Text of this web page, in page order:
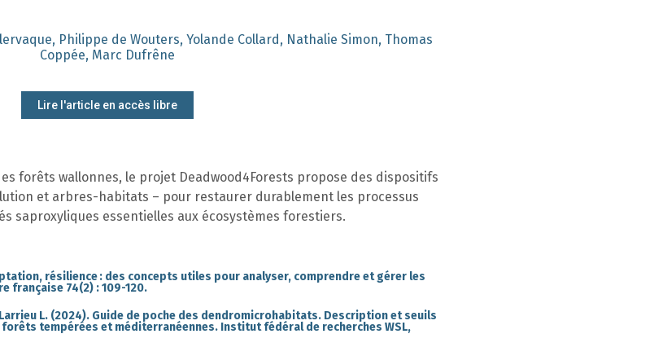
Philippe de Wouters, Yolande Collard, Nathalie Simon, Thomas
Coppée, Marc Dufrêne
Lire l'article en accès libre
forêts wallonnes, le projet Deadwood4Forests propose des dispositifs
et arbres-habitats – pour restaurer durablement les processus
saproxyliques essentielles aux écosystèmes forestiers.
résilience : des concepts utiles pour analyser, comprendre et gérer les
française 74(2) : 109-120.
Larrieu L. (2024). Guide de poche des dendromicrohabitats. Description et seuils
tempérées et méditerranéennes. Institut fédéral de recherches WSL,